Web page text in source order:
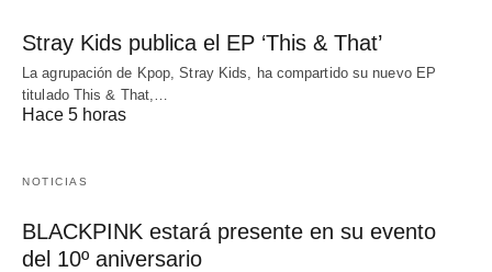
Stray Kids publica el EP ‘This & That’
La agrupación de Kpop, Stray Kids, ha compartido su nuevo EP
titulado This & That,…
Hace 5 horas
NOTICIAS
BLACKPINK estará presente en su evento
del 10º aniversario